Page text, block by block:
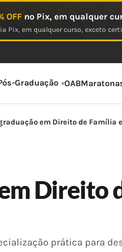
OFFno Pix, em qualquer
Pix, em qualquer curso, exceto
Graduação OAB
em Direito de Família
Direito
prática para